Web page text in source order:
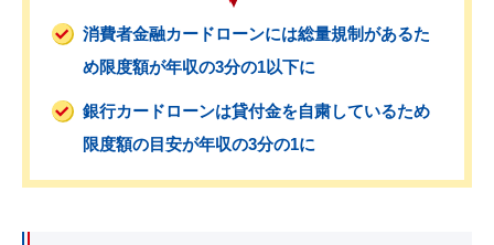
消費者金融カードローンには総量規制があるた
め限度額が年収の3分の1以下に
銀行カードローンは貸付金を自粛しているため
限度額の目安が年収の3分の1に